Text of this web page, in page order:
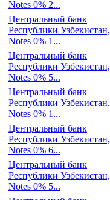
Notes 0% 2...
Центральный банк
Республики Узбекистан,
Notes 0% 2...
Центральный банк
Республики Узбекистан,
Notes 0% 1...
Центральный банк
Республики Узбекистан,
Notes 0% 5...
Центральный банк
Республики Узбекистан,
Notes 0% 1...
Центральный банк
Республики Узбекистан,
Notes 0% 6...